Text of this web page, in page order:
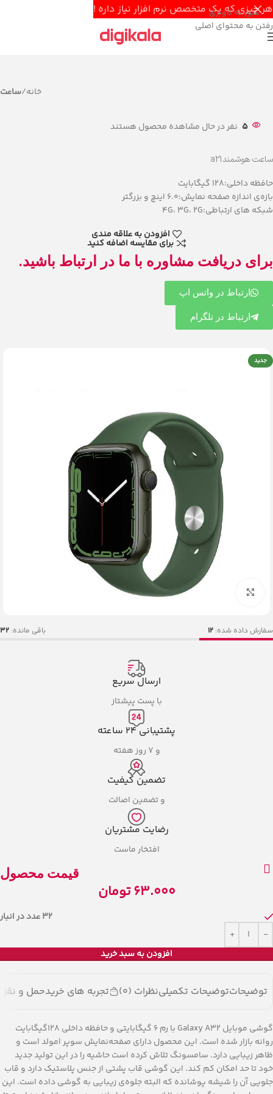
عبور به ناوبری
رفتن به محتوای اصلی
خانه ساعت
5 نفر در حال مشاهده محصول هستند
ساعت هوشمندa21
حافظه داخلی:128 گیگابایت
بازه‌ی اندازه صفحه نمایش:6.0 اینچ و بزرگتر
شبکه های ارتباطی:4G، 3G، 2G
افزودن به علاقه مندی
برای مقایسه اضافه کنید
برای دریافت مشاوره با ما در ارتباط باشید.
ارتباط در واتس اپ
ارتباط در تلگرام
جدید
بزرگنمایی تصویر
سفارش داده شده: 12 باقی مانده: 32
ارسال سریع
با پست پیشتاز
پشتیبانی ۲۴ ساعته
و ۷ روز هفته
تضمین کیفیت
و تضمین اصالت
رضایت مشتریان
افتخار ماست
قیمت محصول
63.000تومان
32 عدد در انبار
افزودن به سبد خرید
توضیحاتتوضیحات تکمیلینظرات (0) تجربه های خریدحمل و نقل
گوشی موبایل Galaxy A32 با رم 6 گیگابایتی و حافظه داخلی 128گیگابایت
روانه بازار شده است. این محصول دارای صفحه‌نمایش سوپر امولد است و
ظاهر زیبایی دارد. سامسونگ تلاش کرده است حاشیه را در این تولید جدید
خود تا حد امکان کم کند. این گوشی قاب پشتی از جنس پلاستیک دارد و قاب
جلویی آن را شیشه پوشانده که البته جلوه‌ی زیبایی به گوشی داده است. این
هر چیزی که یک متخصص نرم افزار نیاز داره !